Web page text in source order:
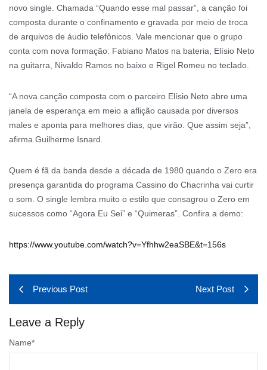
novo single. Chamada “Quando esse mal passar”, a canção foi
composta durante o confinamento e gravada por meio de troca
de arquivos de áudio telefônicos. Vale mencionar que o grupo
conta com nova formação: Fabiano Matos na bateria, Elísio Neto
na guitarra, Nivaldo Ramos no baixo e Rigel Romeu no teclado.
“A nova canção composta com o parceiro Elísio Neto abre uma
janela de esperança em meio a aflição causada por diversos
males e aponta para melhores dias, que virão. Que assim seja”,
afirma Guilherme Isnard.
Quem é fã da banda desde a década de 1980 quando o Zero era
presença garantida do programa Cassino do Chacrinha vai curtir
o som. O single lembra muito o estilo que consagrou o Zero em
sucessos como “Agora Eu Sei” e “Quimeras”. Confira a demo:
https://www.youtube.com/watch?v=Yfhhw2eaSBE&t=156s
Previous Post Next Post
Leave a Reply
Name*